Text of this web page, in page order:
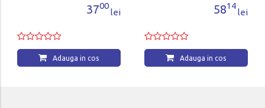
3700
lei
Adauga in cos
5814
lei
Adauga in cos